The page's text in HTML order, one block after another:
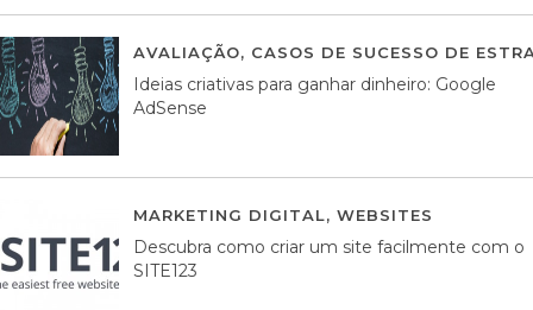
AVALIAÇÃO, CASOS DE SUCESSO DE
Ideias criativas para ganhar dinheiro: Google
AdSense
MARKETING DIGITAL, WEBSITES
Descubra como criar um site facilmente com o
SITE123